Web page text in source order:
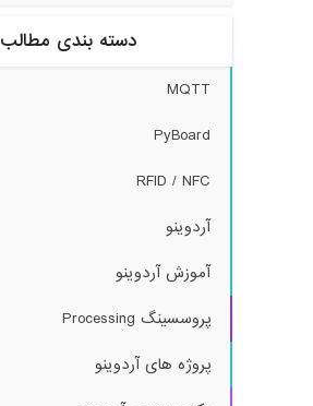
دسته بندی مطالب
MQTT
PyBoard
RFID / NFC
آردوینو
آموزش آردوینو
پروسسینگ Processing
پروژه های آردوینو